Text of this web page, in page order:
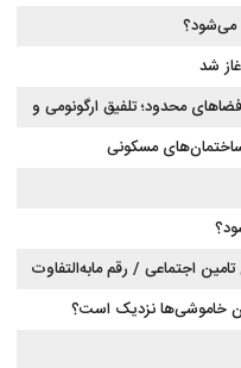
می‌شود؟
شد
محدود؛ تلفیق ارگونومی و
مسکونی
اجتماعی / رقم مابه‌التفاوت
خاموشی‌ها نزدیک است؟